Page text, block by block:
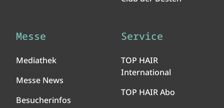
Messe
Mediathek
Messe News
Besucherinfos
Service
TOP HAIR
International
TOP HAIR Abo